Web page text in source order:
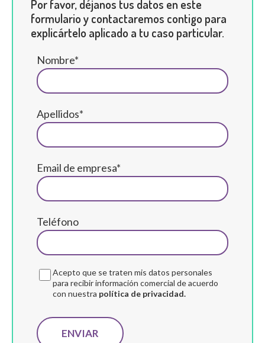
Por favor, déjanos tus datos en este
formulario y contactaremos contigo para
explicártelo aplicado a tu caso particular.
Nombre*
Apellidos*
Email de empresa*
Teléfono
Acepto que se traten mis datos personales
para recibir información comercial de acuerdo
con nuestra política de privacidad.